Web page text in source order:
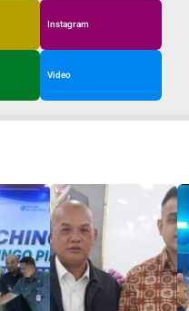
Instagram
Video